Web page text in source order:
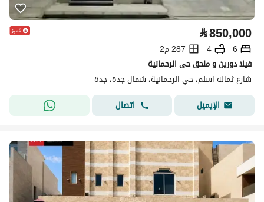
⃁850,000
6
4
287 م2
فيلا دورين و ملحق حى الرحمانية
شارع ثماله اسلم، حي الرحمانية، شمال جدة، جدة
الإيميل
اتصال